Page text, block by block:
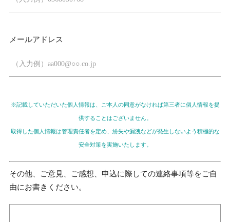
メールアドレス
※記載していただいた個人情報は、ご本人の同意がなければ第三者に個人情報を提
供することはございません。
取得した個人情報は管理責任者を定め、紛失や漏洩などが発生しないよう積極的な
安全対策を実施いたします。
その他、ご意見、ご感想、申込に際しての連絡事項等をご自
由にお書きください。